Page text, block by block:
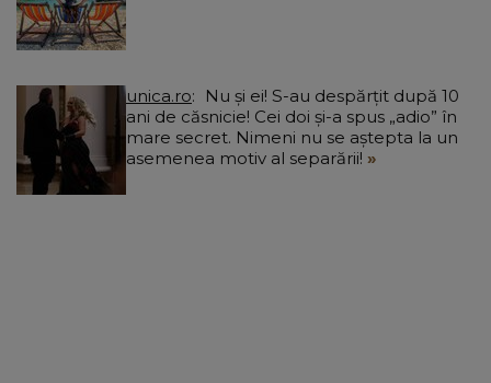
unica.ro
ani de căsnicie! Cei doi și-a spus „adio” în
mare secret. Nimeni nu se aștepta la un
asemenea motiv al separării!